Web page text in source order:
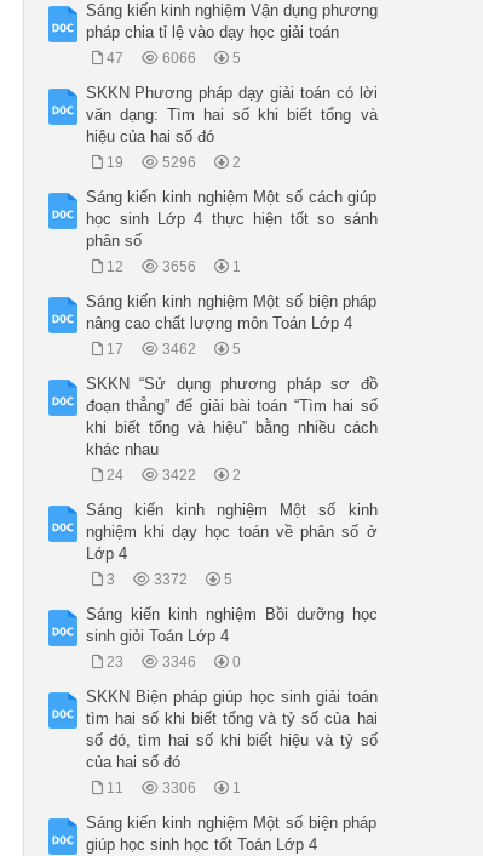
Sáng kiến kinh nghiệm Vận dụng phương
pháp chia tỉ lệ vào dạy học giải toán
47 6066 5
SKKN Phương pháp dạy giải toán có lời
văn dạng: Tìm hai số khi biết tổng và
hiệu của hai số đó
19 5296 2
Sáng kiến kinh nghiệm Một số cách giúp
học sinh Lớp 4 thực hiện tốt so sánh
phân số
12 3656 1
Sáng kiến kinh nghiệm Một số biện pháp
nâng cao chất lượng môn Toán Lớp 4
17 3462 5
SKKN “Sử dụng phương pháp sơ đồ
đoạn thẳng” để giải bài toán “Tìm hai số
khi biết tổng và hiệu” bằng nhiều cách
khác nhau
24 3422 2
Sáng kiến kinh nghiệm Một số kinh
nghiệm khi dạy học toán về phân số ở
Lớp 4
3 3372 5
Sáng kiến kinh nghiệm Bồi dưỡng học
sinh giỏi Toán Lớp 4
23 3346 0
SKKN Biện pháp giúp học sinh giải toán
tìm hai số khi biết tổng và tỷ số của hai
số đó, tìm hai số khi biết hiệu và tỷ số
của hai số đó
11 3306 1
Sáng kiến kinh nghiệm Một số biện pháp
giúp học sinh học tốt Toán Lớp 4